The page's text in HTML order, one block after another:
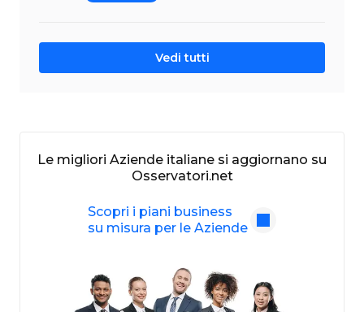
Vedi tutti
Le migliori Aziende italiane si aggiornano su
Osservatori.net
Scopri i piani business
su misura per le Aziende